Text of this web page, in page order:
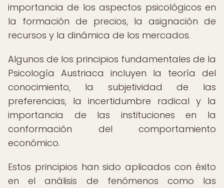
importancia de los aspectos psicológicos en
la formación de precios, la asignación de
recursos y la dinámica de los mercados.
Algunos de los principios fundamentales de la
Psicología Austriaca incluyen la teoría del
conocimiento, la subjetividad de las
preferencias, la incertidumbre radical y la
importancia de las instituciones en la
conformación del comportamiento
económico.
Estos principios han sido aplicados con éxito
en el análisis de fenómenos como las